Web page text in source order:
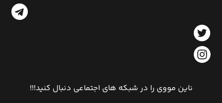
ناین مووی را در شبکه های اجتماعی دنبال کنید!!!